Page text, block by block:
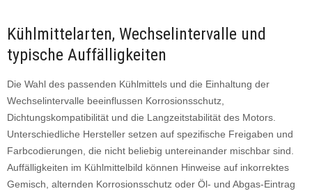
Kühlmittelarten, Wechselintervalle und
typische Auffälligkeiten
Die Wahl des passenden Kühlmittels und die Einhaltung der
Wechselintervalle beeinflussen Korrosionsschutz,
Dichtungskompatibilität und die Langzeitstabilität des Motors.
Unterschiedliche Hersteller setzen auf spezifische Freigaben und
Farbcodierungen, die nicht beliebig untereinander mischbar sind.
Auffälligkeiten im Kühlmittelbild können Hinweise auf inkorrektes
Gemisch, alternden Korrosionsschutz oder Öl- und Abgas-Eintrag